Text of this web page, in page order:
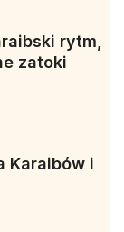
rytm,
zatoki
Karaibów i